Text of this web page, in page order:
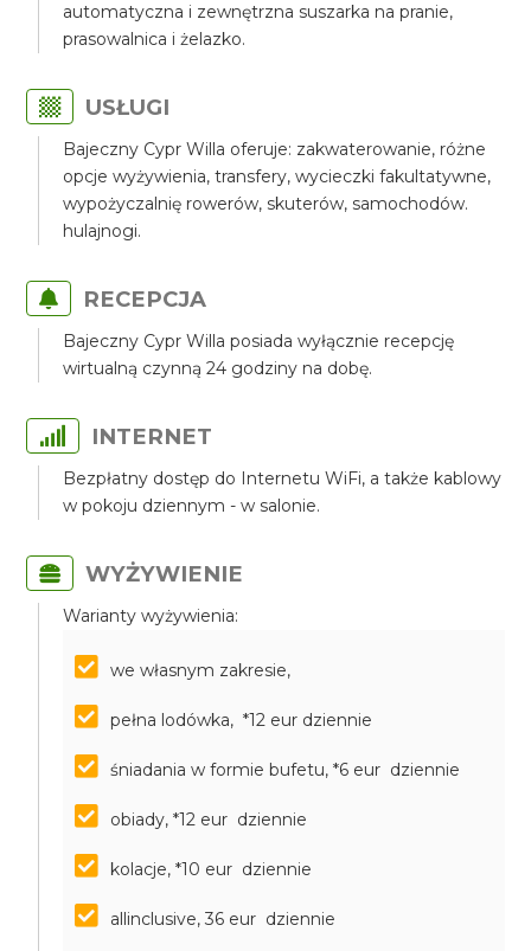
automatyczna i zewnętrzna suszarka na pranie,
prasowalnica i żelazko.
USŁUGI
Bajeczny Cypr Willa oferuje: zakwaterowanie, różne
opcje wyżywienia, transfery, wycieczki fakultatywne,
wypożyczalnię rowerów, skuterów, samochodów.
hulajnogi.
RECEPCJA
Bajeczny Cypr Willa posiada wyłącznie recepcję
wirtualną czynną 24 godziny na dobę.
INTERNET
Bezpłatny dostęp do Internetu WiFi, a także kablowy
w pokoju dziennym - w salonie.
WYŻYWIENIE
Warianty wyżywienia:
we własnym zakresie,
pełna lodówka, *12 eur dziennie
śniadania w formie bufetu, *6 eur dziennie
obiady, *12 eur dziennie
kolacje, *10 eur dziennie
allinclusive, 36 eur dziennie